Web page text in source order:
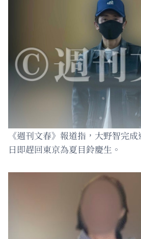
《週刊文春》報道指，大野智完
日即趕回東京為夏目鈴慶生。